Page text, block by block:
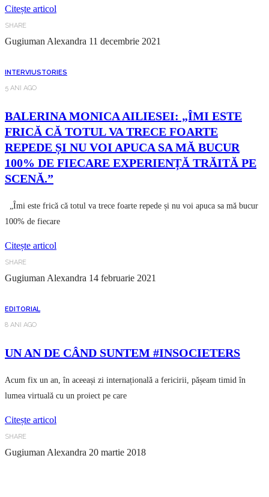
Citește articol
SHARE
Gugiuman Alexandra 11 decembrie 2021
INTERVIUSTORIES
5 ANI AGO
BALERINA MONICA AILIESEI: „ÎMI ESTE
FRICĂ CĂ TOTUL VA TRECE FOARTE
REPEDE ȘI NU VOI APUCA SA MĂ BUCUR
100% DE FIECARE EXPERIENȚĂ TRĂITĂ PE
SCENĂ.”
„Îmi este frică că totul va trece foarte repede și nu voi apuca sa mă bucur
100% de fiecare
Citește articol
SHARE
Gugiuman Alexandra 14 februarie 2021
EDITORIAL
8 ANI AGO
UN AN DE CÂND SUNTEM #INSOCIETERS
Acum fix un an, în aceeași zi internațională a fericirii, pășeam timid în
lumea virtuală cu un proiect pe care
Citește articol
SHARE
Gugiuman Alexandra 20 martie 2018